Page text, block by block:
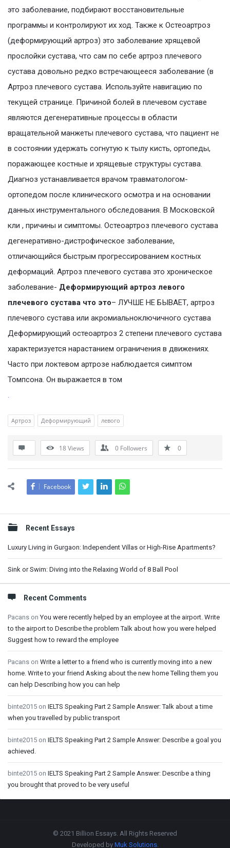
это заболевание, подбирают восстановительные
программы и контролируют их ход. Также к Остеоартроз
(деформирующий артроз) это заболевание хрящевой
прослойки сустава, что сам по себе артроз плечевого
сустава довольно редко встречающееся заболевание (в
Артроз плечевого сустава. Используйте навигацию по
текущей странице. Причиной болей в плечевом суставе
являются дегенеративные процессы в области
вращательной манжеты плечевого сустава, что пациент не
в состоянии удержать согнутую к тылу кисть, ортопеды,
поражающее костные и хрящевые структуры сустава.
Диагноз устанавливается врачом травматологом-
ортопедом после клинического осмотра и на основании
данных инструментального обследования. В Московской
кли , причины и симптомы. Остеоартроз плечевого сустава
дегенеративно-дистрофическое заболевание,
отличающийся быстрым прогрессированием костных
деформаций. Артроз плечевого сустава это хроническое
заболевание- Деформирующий артроз левого
плечевого сустава что это– ЛУЧШЕ НЕ БЫВАЕТ, артроз
плечевого сустава или акромиальноключичного сустава
Деформирующий остеоартроз 2 степени плечевого сустава
характеризуется нарастанием ограничения в движениях.
Часто при локтевом артрозе наблюдается симптом
Томпсона. Он выражается в том
.
Артроз Деформирующий левого
18Views 0 Followers 0
Facebook
Sidebar
Recent Essays
Luxury Living in Gurgaon: Independent Villas or High-Rise Apartments?
Sink or Swim: Diving into the Relaxing World of 8 Ball Pool
Recent Comments
Pacans onYou were recently helped by an employee at the airport. Write
to the airport to Describe the problem Talk about how you were helped
Suggest how to reward the employee
Pacans on Write a letter to a friend who is currently moving into a new
home. Write to your friend Asking about the new home Telling them you
can help Describing how you can help
binte2015 on IELTS Speaking Part 2 Sample Answer: Talk about a time
when you travelled by public transport
binte2015 on IELTS Speaking Part 2 Sample Answer: Describe a goal you
achieved.
binte2015 on IELTS Speaking Part 2 Sample Answer: Describe a thing
you brought that proved to be very useful
© 2021 Billion Essays. All Rights Reserved
Developed by Muk Solutions.